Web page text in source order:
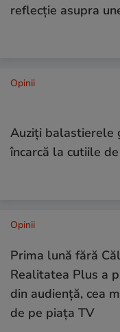
reflecție asupra
Opinii
Auziți balastierele
încarcă la cutiile
Opinii
Prima lună fără
Realitatea Plus a
din audiență, cea
de pe piața TV